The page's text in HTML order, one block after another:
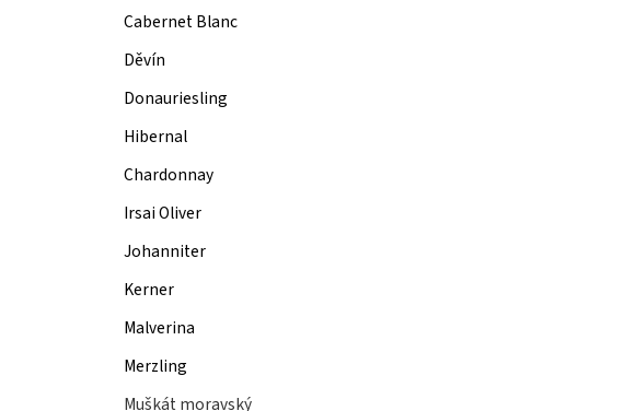
Cabernet Blanc
Děvín
Donauriesling
Hibernal
Chardonnay
Irsai Oliver
Johanniter
Kerner
Malverina
Merzling
Muškát moravský